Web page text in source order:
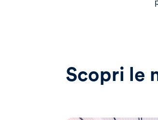
Scopri le